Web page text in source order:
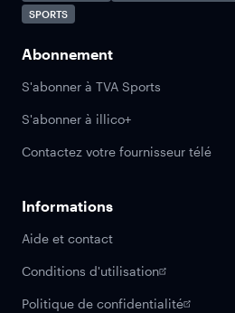
SPORTS
Abonnement
S'abonner à TVA Sports
S'abonner à illico+
Contactez votre fournisseur télé
Informations
Aide et contact
Conditions d'utilisation
Politique de confidentialité